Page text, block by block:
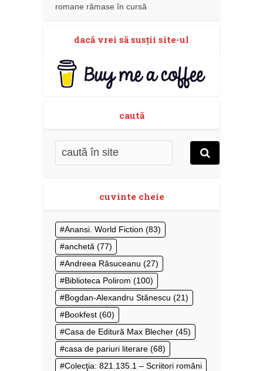
romane rămase în cursă
dacă vrei să susţii site-ul
caută
cuvinte cheie
Anansi. World Fiction (83)
anchetă (77)
Andreea Răsuceanu (27)
Biblioteca Polirom (100)
Bogdan-Alexandru Stănescu (21)
Bookfest (60)
Casa de Editură Max Blecher (45)
casa de pariuri literare (68)
Colecţia: 821.135.1 – Scriitori români